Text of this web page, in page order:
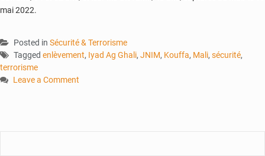
mai 2022.
Posted in Sécurité & Terrorisme
Tagged enlèvement, Iyad Ag Ghali, JNIM, Kouffa, Mali, sécurité,
terrorisme
Leave a Comment